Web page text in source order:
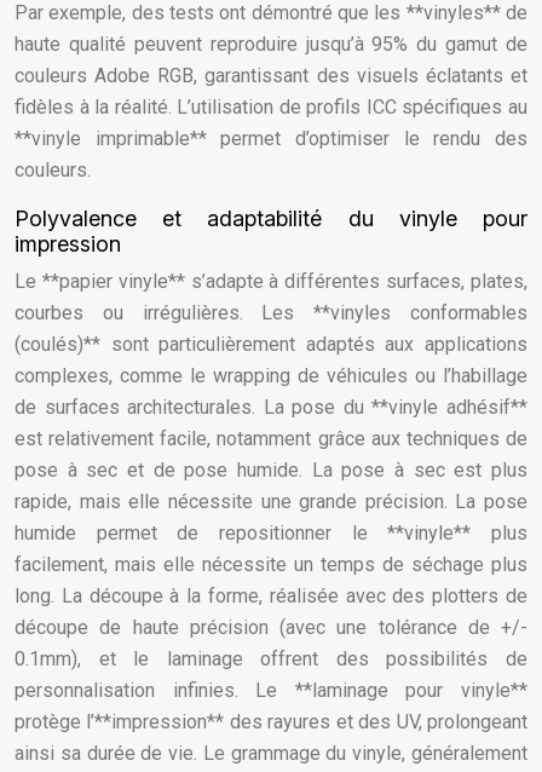
Par exemple, des tests ont démontré que les **vinyles** de
haute qualité peuvent reproduire jusqu’à 95% du gamut de
couleurs Adobe RGB, garantissant des visuels éclatants et
fidèles à la réalité. L’utilisation de profils ICC spécifiques au
**vinyle imprimable** permet d’optimiser le rendu des
couleurs.
Polyvalence et adaptabilité du vinyle pour
impression
Le **papier vinyle** s’adapte à différentes surfaces, plates,
courbes ou irrégulières. Les **vinyles conformables
(coulés)** sont particulièrement adaptés aux applications
complexes, comme le wrapping de véhicules ou l’habillage
de surfaces architecturales. La pose du **vinyle adhésif**
est relativement facile, notamment grâce aux techniques de
pose à sec et de pose humide. La pose à sec est plus
rapide, mais elle nécessite une grande précision. La pose
humide permet de repositionner le **vinyle** plus
facilement, mais elle nécessite un temps de séchage plus
long. La découpe à la forme, réalisée avec des plotters de
découpe de haute précision (avec une tolérance de +/-
0.1mm), et le laminage offrent des possibilités de
personnalisation infinies. Le **laminage pour vinyle**
protège l’**impression** des rayures et des UV, prolongeant
ainsi sa durée de vie. Le grammage du vinyle, généralement